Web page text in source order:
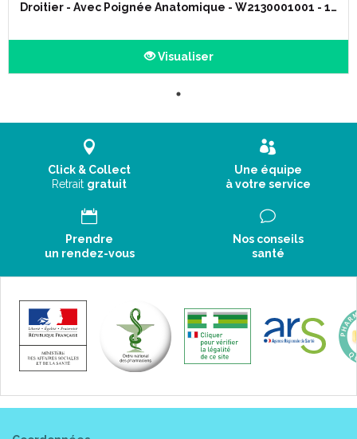
Droitier - Avec Poignée Anatomique - W2130001001 - 1…
Visualiser
Click & Collect
Retrait gratuit
Une équipe
à votre service
Prendre
un rendez-vous
Nos conseils
santé